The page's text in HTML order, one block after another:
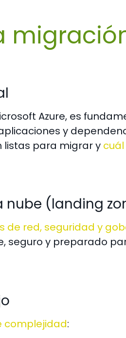
Azure, es
y
listas para migrar y
nube (landing
de red, seguridad y
seguro y preparado
complejidad: